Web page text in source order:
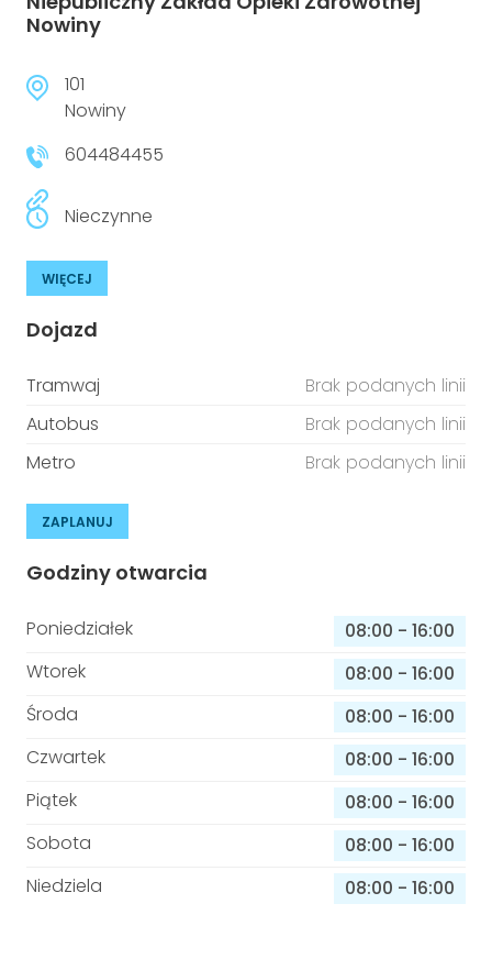
Nowiny
101
Nowiny
604484455
Nieczynne
WIĘCEJ
Dojazd
Tramwaj
Brak podanych linii
Autobus
Brak podanych linii
Metro
Brak podanych linii
ZAPLANUJ
Godziny otwarcia
Poniedziałek 08:00 - 16:00
Wtorek
08:00 - 16:00
Środa
08:00 - 16:00
Czwartek
08:00 - 16:00
Piątek
08:00 - 16:00
Sobota
08:00 - 16:00
Niedziela
08:00 - 16:00